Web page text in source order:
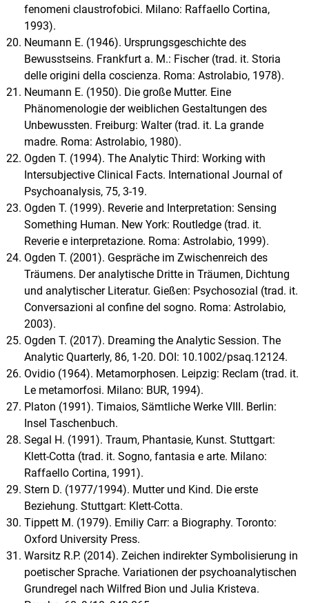
fenomeni claustrofobici. Milano: Raffaello Cortina,
1993).
Neumann E. (1946). Ursprungsgeschichte des
Bewusstseins. Frankfurt a. M.: Fischer (trad. it. Storia
delle origini della coscienza. Roma: Astrolabio, 1978).
Neumann E. (1950). Die große Mutter. Eine
Phänomenologie der weiblichen Gestaltungen des
Unbewussten. Freiburg: Walter (trad. it. La grande
madre. Roma: Astrolabio, 1980).
Ogden T. (1994). The Analytic Third: Working with
Intersubjective Clinical Facts. International Journal of
Psychoanalysis, 75, 3-19.
Ogden T. (1999). Reverie and Interpretation: Sensing
Something Human. New York: Routledge (trad. it.
Reverie e interpretazione. Roma: Astrolabio, 1999).
Ogden T. (2001). Gespräche im Zwischenreich des
Träumens. Der analytische Dritte in Träumen, Dichtung
und analytischer Literatur. Gießen: Psychosozial (trad. it.
Conversazioni al confine del sogno. Roma: Astrolabio,
2003).
Ogden T. (2017). Dreaming the Analytic Session. The
Analytic Quarterly, 86, 1-20. DOI: 10.1002/psaq.12124.
Ovidio (1964). Metamorphosen. Leipzig: Reclam (trad. it.
Le metamorfosi. Milano: BUR, 1994).
Platon (1991). Timaios, Sämtliche Werke VIII. Berlin:
Insel Taschenbuch.
Segal H. (1991). Traum, Phantasie, Kunst. Stuttgart:
Klett-Cotta (trad. it. Sogno, fantasia e arte. Milano:
Raffaello Cortina, 1991).
Stern D. (1977/1994). Mutter und Kind. Die erste
Beziehung. Stuttgart: Klett-Cotta.
Tippett M. (1979). Emiliy Carr: a Biography. Toronto:
Oxford University Press.
Warsitz R.P. (2014). Zeichen indirekter Symbolisierung in
poetischer Sprache. Variationen der psychoanalytischen
Grundregel nach Wilfred Bion und Julia Kristeva.